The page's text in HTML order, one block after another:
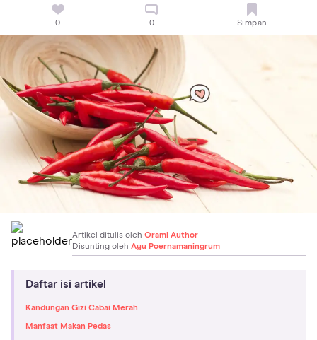
0 0 Simpan
Artikel ditulis oleh Orami Author
Disunting oleh Ayu Poernamaningrum
Daftar isi artikel
Kandungan Gizi Cabai Merah
Manfaat Makan Pedas